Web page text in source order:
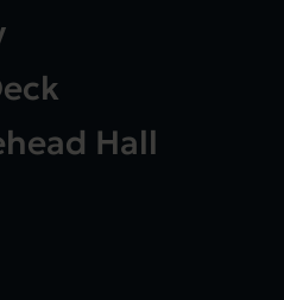
Hall